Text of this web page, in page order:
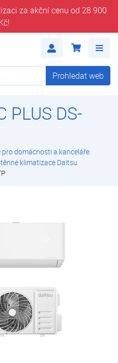
za akční cenu od 28 900
Prohledat web
PLUS DS-
pro domácnosti a kanceláře
klimatizace Daitsu